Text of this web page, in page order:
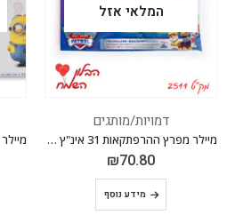
המלאי אזל
דמויות/מותגים
מיילר מפרץ ההרפתקאות 31 אינ"ץ *מגיע בסיטונאות חבילה של 5 יח'*
₪70.80
מידע נוסף